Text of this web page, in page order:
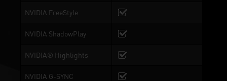
NVIDIA FreeStyle
NVIDIA ShadowPlay
NVIDIA® Highlights
NVIDIA G-SYNC